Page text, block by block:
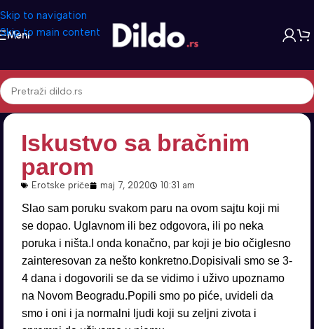
Skip to navigation
Skip to main content
Meni
Iskustvo sa bračnim
parom
Erotske priče maj 7, 2020 10:31 am
Slao sam poruku svakom paru na ovom sajtu koji mi
se dopao. Uglavnom ili bez odgovora, ili po neka
poruka i ništa.I onda konačno, par koji je bio očiglesno
zainteresovan za nešto konkretno.Dopisivali smo se 3-
4 dana i dogovorili se da se vidimo i uživo upoznamo
na Novom Beogradu.Popili smo po piće, uvideli da
smo i oni i ja normalni ljudi koji su zeljni zivota i